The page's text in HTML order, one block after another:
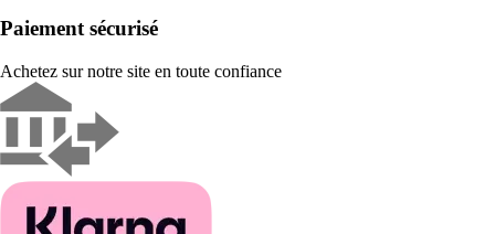
Paiement sécurisé
Achetez sur notre site en toute confiance